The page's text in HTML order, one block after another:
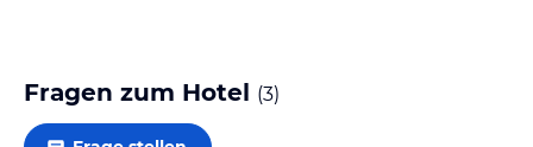
Fragen zum Hotel (3)